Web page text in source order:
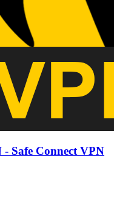
- Safe Connect VPN